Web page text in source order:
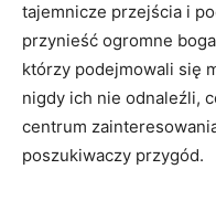
tajemnicze przejścia i
przynieść ogromne
którzy podejmowali się
nigdy ich nie odnaleźli,
centrum
poszukiwaczy przygód.